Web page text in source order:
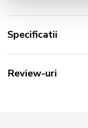
Specificatii
Review-uri